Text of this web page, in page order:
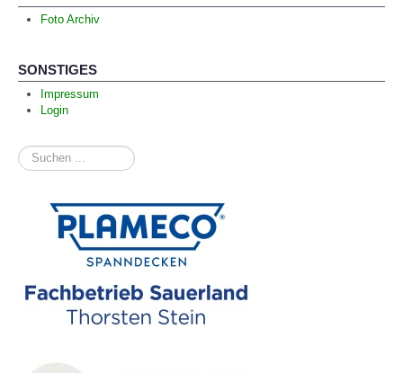
Foto Archiv
SONSTIGES
Impressum
Login
Suchen
...